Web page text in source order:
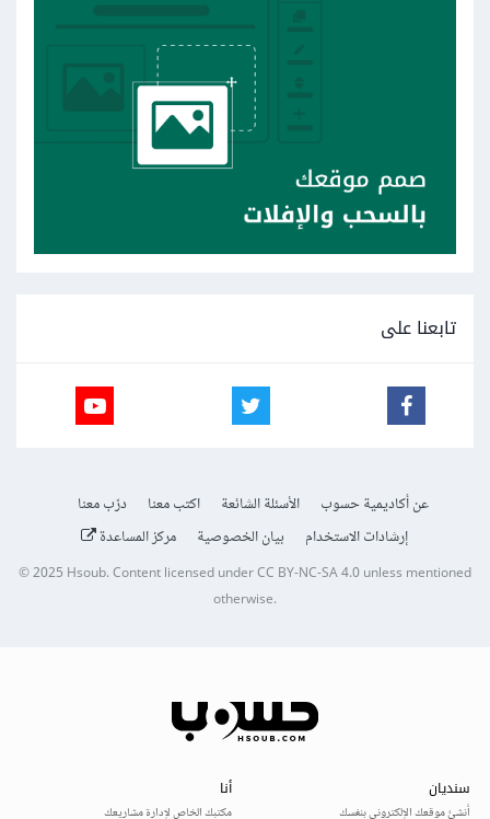
تابعنا على
عن أكاديمية حسوب الأسئلة الشائعة اكتب معنا
درّب معنا
إرشادات الاستخدام
بيان الخصوصية مركز المساعدة
© 2025Hsoub.Content licensed underCC BY-NC-SA 4.0unless mentioned
otherwise.